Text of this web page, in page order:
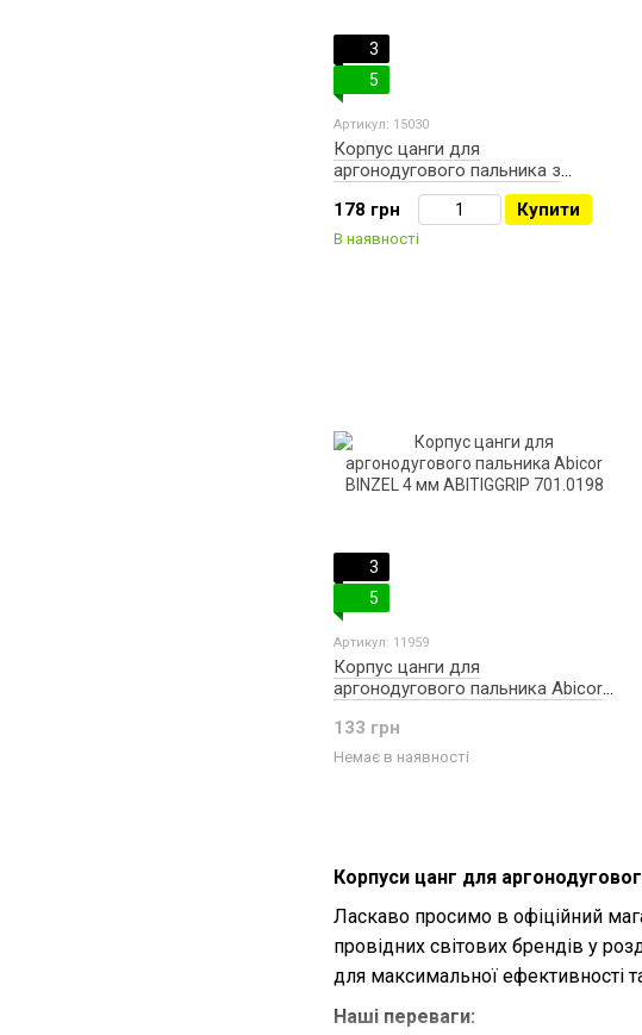
Корпуси цанг для
Ласкаво просимо в офіційний
провідних світових брендів у
для максимальної ефективності
Наші переваги:
3
5
Артикул: 15030
Корпус цанги для
аргонодугового пальника з
газовою лінзою 3.2 Abicor BINZEL
ABITIGGRIP
178 грн Купити
В наявності
3
5
Артикул: 11959
Корпус цанги для
аргонодугового пальника Abicor
133 грн
Немає в наявності